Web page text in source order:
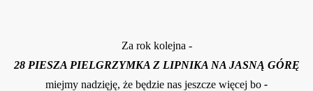
Za rok kolejna -
28 PIESZA PIELGRZYMKA Z LIPNIKA NA JASNĄ GÓRĘ
miejmy nadzięję, że będzie nas jeszcze więcej bo -